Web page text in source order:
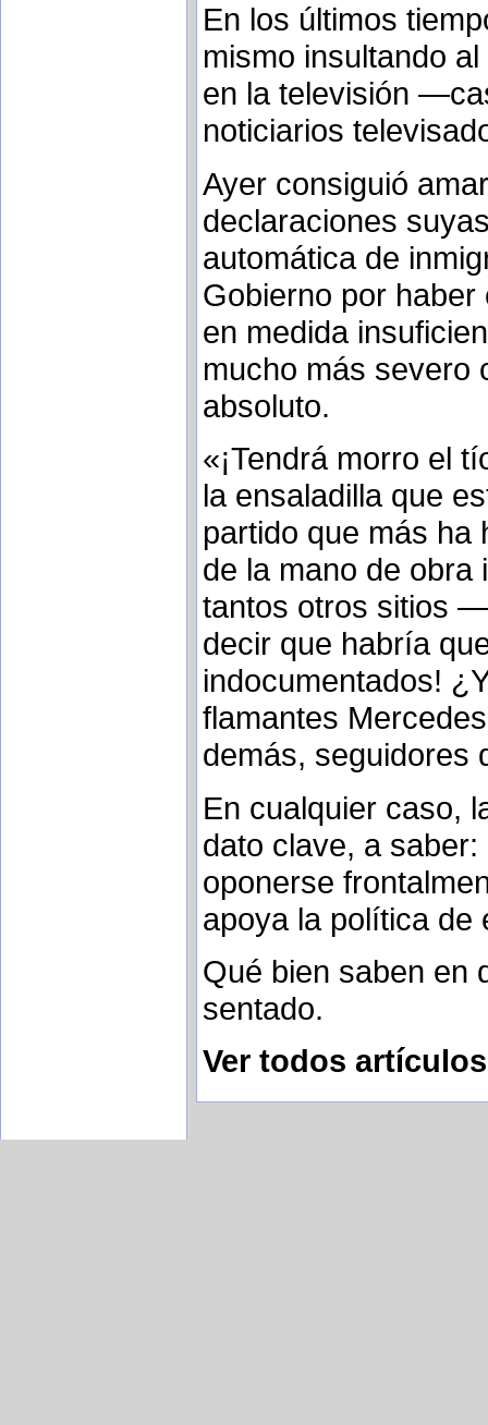
En los últimos
mismo insultando
en la televisión
noticiarios
Ayer consiguió
declaraciones
automática de
Gobierno por
en medida
mucho más severo
absoluto.
«¡Tendrá morro el
la ensaladilla que
partido que más ha
de la mano de obra
tantos otros sitios
decir que habría
indocumentados!
flamantes
demás, seguidores
En cualquier caso,
dato clave, a
oponerse
apoya la política de
Qué bien saben en
sentado.
Ver todos